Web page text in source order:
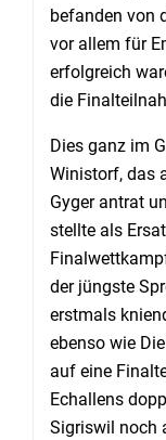
befanden von
vor allem für
erfolgreich
die
Dies ganz im
Winistorf, das
Gyger antrat
stellte als
der jüngste
erstmals
ebenso wie
auf eine
Echallens
Sigriswil noch